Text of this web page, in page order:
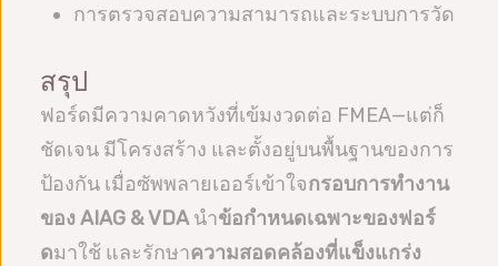
การตรวจสอบความสามารถและระบบการวัด
สรุป
ฟอร์ดมีความคาดหวังที่เข้มงวดต่อ FMEA—แต่ก็
ชัดเจน มีโครงสร้าง และตั้งอยู่บนพื้นฐานของการ
ป้องกัน เมื่อซัพพลายเออร์เข้าใจกรอบการทำงาน
ของ AIAG & VDAนำข้อกำหนดเฉพาะของฟอร์
ดมาใช้ และรักษาความสอดคล้องที่แข็งแกร่ง